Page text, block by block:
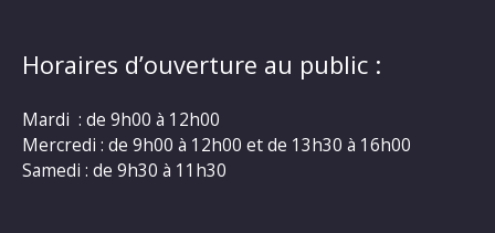
Horaires d’ouverture au public :
Mardi : de 9h00 à 12h00
Mercredi : de 9h00 à 12h00 et de 13h30 à 16h00
Samedi : de 9h30 à 11h30